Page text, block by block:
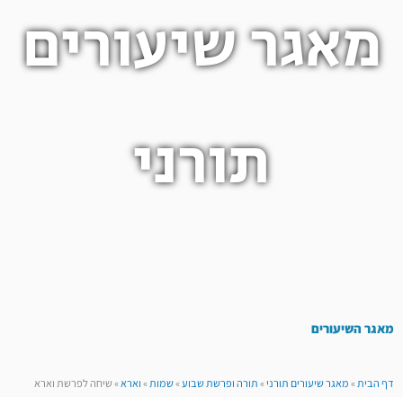
מאגר שיעורים
תורני
מאגר השיעורים
דף הבית»מאגר שיעורים תורני»תורה ופרשת שבוע»שמות»וארא»שיחה לפרשת וארא